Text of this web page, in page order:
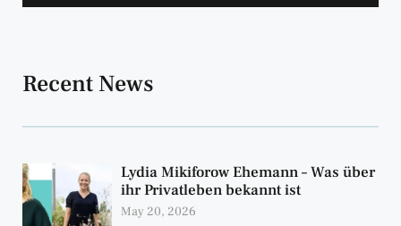
Recent News
Lydia Mikiforow Ehemann – Was über
ihr Privatleben bekannt ist
May 20, 2026